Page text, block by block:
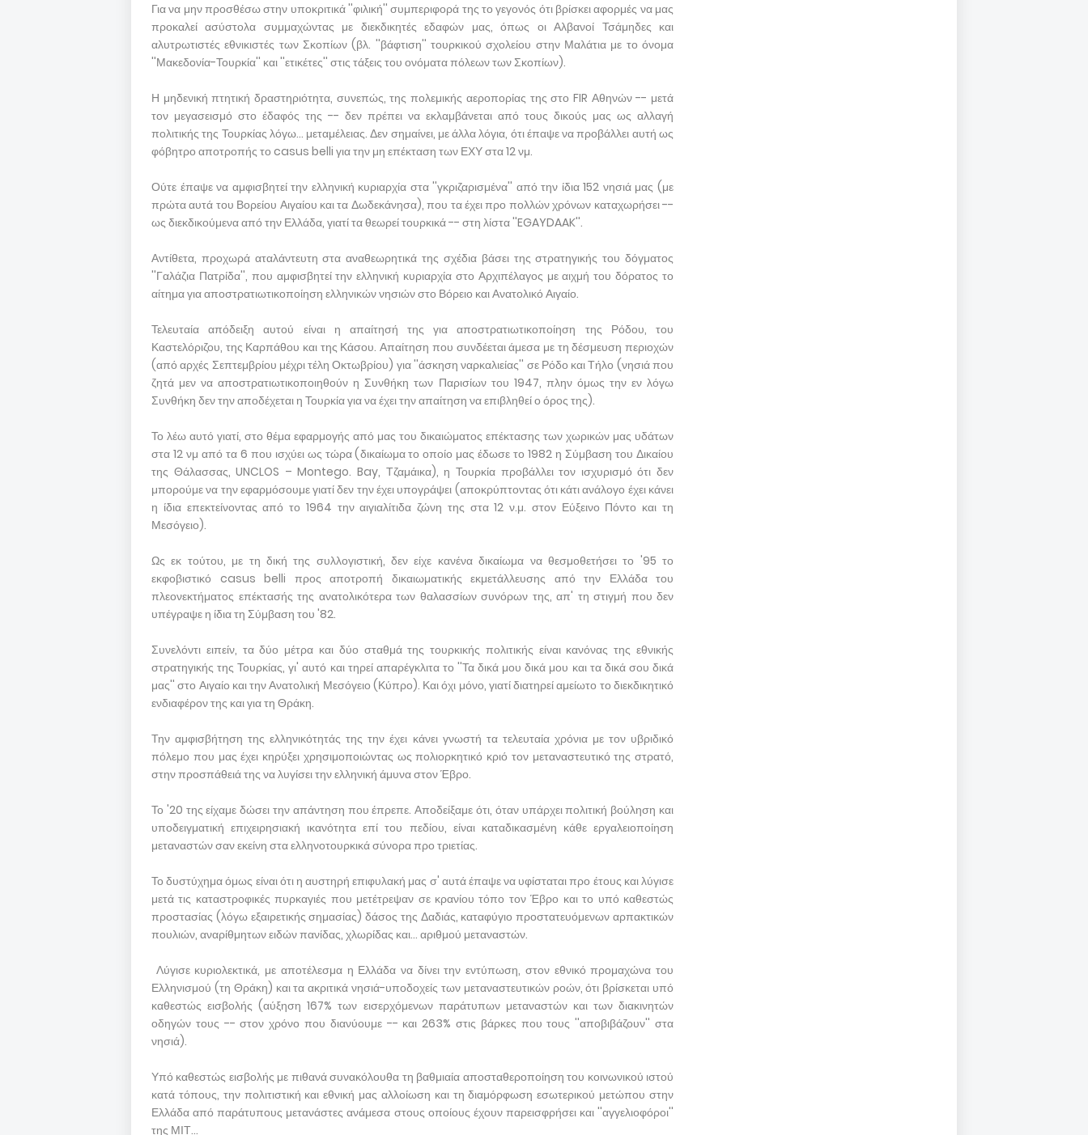
Για να μην προσθέσω στην υποκριτικά ''φιλική'' συμπεριφορά της το γεγονός ότι βρίσκει αφορμές να μας
προκαλεί ασύστολα συμμαχώντας με διεκδικητές εδαφών μας, όπως οι Αλβανοί Τσάμηδες και
αλυτρωτιστές εθνικιστές των Σκοπίων (βλ. ''βάφτιση'' τουρκικού σχολείου στην Μαλάτια με το όνομα
''Μακεδονία-Τουρκία'' και ''ετικέτες'' στις τάξεις του ονόματα πόλεων των Σκοπίων).
Η μηδενική πτητική δραστηριότητα, συνεπώς, της πολεμικής αεροπορίας της στο FIR Αθηνών -- μετά
τον μεγασεισμό στο έδαφός της -- δεν πρέπει να εκλαμβάνεται από τους δικούς μας ως αλλαγή
πολιτικής της Τουρκίας λόγω... μεταμέλειας. Δεν σημαίνει, με άλλα λόγια, ότι έπαψε να προβάλλει αυτή ως
φόβητρο αποτροπής το casus belli για την μη επέκταση των ΕΧΥ στα 12 νμ.
Ούτε έπαψε να αμφισβητεί την ελληνική κυριαρχία στα ''γκριζαρισμένα'' από την ίδια 152 νησιά μας (με
πρώτα αυτά του Βορείου Αιγαίου και τα Δωδεκάνησα), που τα έχει προ πολλών χρόνων καταχωρήσει --
ως διεκδικούμενα από την Ελλάδα, γιατί τα θεωρεί τουρκικά -- στη λίστα ''EGAYDAAK''.
Αντίθετα, προχωρά αταλάντευτη στα αναθεωρητικά της σχέδια βάσει της στρατηγικής του δόγματος
''Γαλάζια Πατρίδα'', που αμφισβητεί την ελληνική κυριαρχία στο Αρχιπέλαγος με αιχμή του δόρατος το
αίτημα για αποστρατιωτικοποίηση ελληνικών νησιών στο Βόρειο και Ανατολικό Αιγαίο.
Τελευταία απόδειξη αυτού είναι η απαίτησή της για αποστρατιωτικοποίηση της Ρόδου, του
Καστελόριζου, της Καρπάθου και της Κάσου. Απαίτηση που συνδέεται άμεσα με τη δέσμευση περιοχών
(από αρχές Σεπτεμβρίου μέχρι τέλη Οκτωβρίου) για ''άσκηση ναρκαλιείας'' σε Ρόδο και Τήλο (νησιά που
ζητά μεν να αποστρατιωτικοποιηθούν η Συνθήκη των Παρισίων του 1947, πλην όμως την εν λόγω
Συνθήκη δεν την αποδέχεται η Τουρκία για να έχει την απαίτηση να επιβληθεί ο όρος της).
Το λέω αυτό γιατί, στο θέμα εφαρμογής από μας του δικαιώματος επέκτασης των χωρικών μας υδάτων
στα 12 νμ από τα 6 που ισχύει ως τώρα (δικαίωμα το οποίο μας έδωσε το 1982 η Σύμβαση του Δικαίου
της Θάλασσας, UNCLOS – Montego. Bay, Τζαμάικα), η Τουρκία προβάλλει τον ισχυρισμό ότι δεν
μπορούμε να την εφαρμόσουμε γιατί δεν την έχει υπογράψει (αποκρύπτοντας ότι κάτι ανάλογο έχει κάνει
η ίδια επεκτείνοντας από το 1964 την αιγιαλίτιδα ζώνη της στα 12 ν.μ. στον Εύξεινο Πόντο και τη
Μεσόγειο).
Ως εκ τούτου, με τη δική της συλλογιστική, δεν είχε κανένα δικαίωμα να θεσμοθετήσει το '95 το
εκφοβιστικό casus belli προς αποτροπή δικαιωματικής εκμετάλλευσης από την Ελλάδα του
πλεονεκτήματος επέκτασής της ανατολικότερα των θαλασσίων συνόρων της, απ' τη στιγμή που δεν
υπέγραψε η ίδια τη Σύμβαση του '82.
Συνελόντι ειπείν, τα δύο μέτρα και δύο σταθμά της τουρκικής πολιτικής είναι κανόνας της εθνικής
στρατηγικής της Τουρκίας, γι' αυτό και τηρεί απαρέγκλιτα το ''Τα δικά μου δικά μου και τα δικά σου δικά
μας'' στο Αιγαίο και την Ανατολική Μεσόγειο (Κύπρο). Και όχι μόνο, γιατί διατηρεί αμείωτο το διεκδικητικό
ενδιαφέρον της και για τη Θράκη.
Την αμφισβήτηση της ελληνικότητάς της την έχει κάνει γνωστή τα τελευταία χρόνια με τον υβριδικό
πόλεμο που μας έχει κηρύξει χρησιμοποιώντας ως πολιορκητικό κριό τον μεταναστευτικό της στρατό,
στην προσπάθειά της να λυγίσει την ελληνική άμυνα στον Έβρο.
Το '20 της είχαμε δώσει την απάντηση που έπρεπε. Αποδείξαμε ότι, όταν υπάρχει πολιτική βούληση και
υποδειγματική επιχειρησιακή ικανότητα επί του πεδίου, είναι καταδικασμένη κάθε εργαλειοποίηση
μεταναστών σαν εκείνη στα ελληνοτουρκικά σύνορα προ τριετίας.
Το δυστύχημα όμως είναι ότι η αυστηρή επιφυλακή μας σ' αυτά έπαψε να υφίσταται προ έτους και λύγισε
μετά τις καταστροφικές πυρκαγιές που μετέτρεψαν σε κρανίου τόπο τον Έβρο και το υπό καθεστώς
προστασίας (λόγω εξαιρετικής σημασίας) δάσος της Δαδιάς, καταφύγιο προστατευόμενων αρπακτικών
πουλιών, αναρίθμητων ειδών πανίδας, χλωρίδας και... αριθμού μεταναστών.
Λύγισε κυριολεκτικά, με αποτέλεσμα η Ελλάδα να δίνει την εντύπωση, στον εθνικό προμαχώνα του
Ελληνισμού (τη Θράκη) και τα ακριτικά νησιά-υποδοχείς των μεταναστευτικών ροών, ότι βρίσκεται υπό
καθεστώς εισβολής (αύξηση 167% των εισερχόμενων παράτυπων μεταναστών και των διακινητών
οδηγών τους -- στον χρόνο που διανύουμε -- και 263% στις βάρκες που τους ''αποβιβάζουν'' στα
νησιά).
Υπό καθεστώς εισβολής με πιθανά συνακόλουθα τη βαθμιαία αποσταθεροποίηση του κοινωνικού ιστού
κατά τόπους, την πολιτιστική και εθνική μας αλλοίωση και τη διαμόρφωση εσωτερικού μετώπου στην
Ελλάδα από παράτυπους μετανάστες ανάμεσα στους οποίους έχουν παρεισφρήσει και ''αγγελιοφόροι''
της ΜΙΤ...